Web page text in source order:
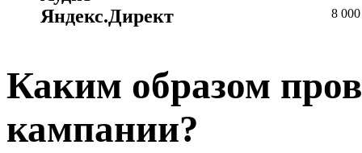
Яндекс.Директ
8
Каким образом
кампании?